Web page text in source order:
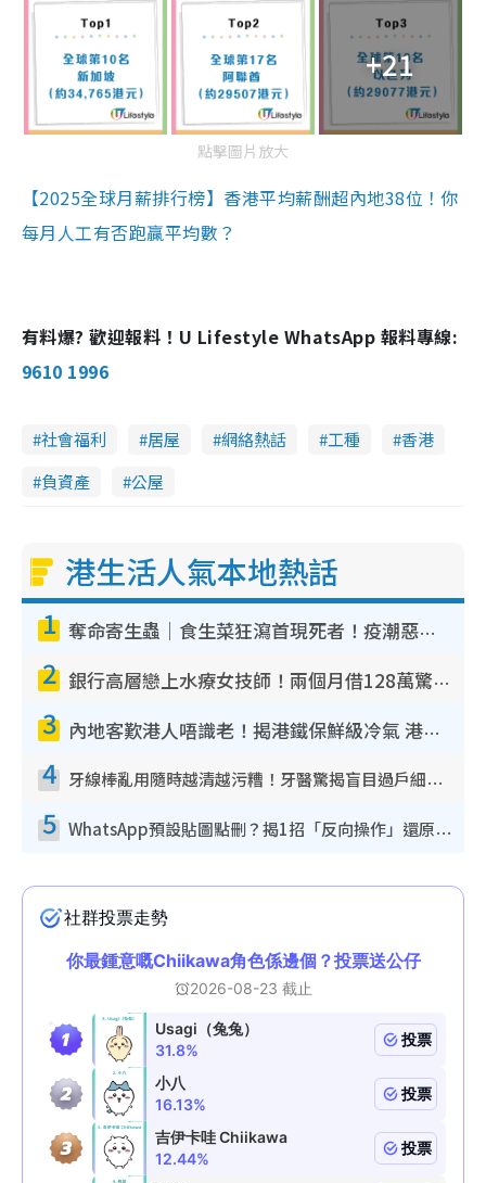
+21
點擊圖片放大
【2025全球月薪排行榜】香港平均薪酬超內地38位！你
每月人工有否跑贏平均數？
有料爆? 歡迎報料！U Lifestyle WhatsApp 報料專線:
9610 1996
社會福利 居屋 網絡熱話 工種
香港
負資產
公屋
港生活人氣本地熱話
1 奪命寄生蟲｜食生菜狂瀉首現死者！疫潮惡化錄1.8萬宗病例 揭洗菜3大謬誤
2 銀行高層戀上水療女技師！兩個月借128萬驚覺「沉船」沉落火海 揭背後疑似邪教操控賣淫
3 內地客歎港人唔識老！揭港鐵保鮮級冷氣 港人求放過：咪投訴
4 牙線棒亂用隨時越清越污糟！牙醫驚揭盲目過戶細菌恐致蛀牙：呢種先係日常真保養
5 WhatsApp預設貼圖點刪？揭1招「反向操作」還原簡潔介面 附3步實測教學